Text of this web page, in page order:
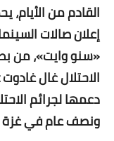
القادم من الأيام،
إعلان صالات
«سنو وايت»، من
دعمها لجرائم
ونصف عام في غزة